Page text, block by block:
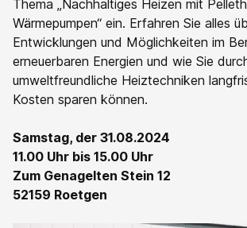
Thema „Nachhaltiges Heizen mit
Wärmepumpen“ ein. Erfahren Sie alles
Entwicklungen und Möglichkeiten im
erneuerbaren Energien und wie Sie
umweltfreundliche Heiztechniken
Kosten sparen können.
Samstag, der 31.08.2024
11.00 Uhr bis 15.00 Uhr
Zum Genagelten Stein 12
52159 Roetgen